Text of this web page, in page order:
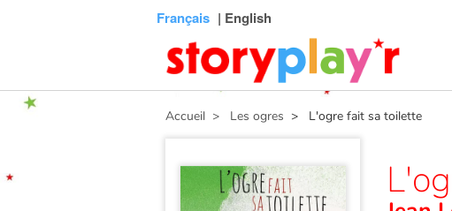
Français | English
Accueil > Les ogres > L'ogre fait sa toilette